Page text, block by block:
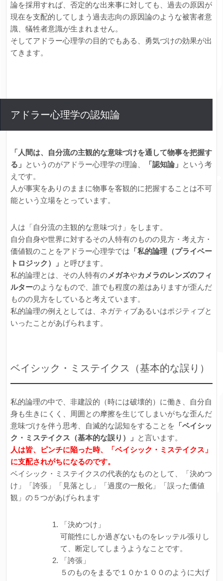
論を採用すれば、否定的な出来事に対しても、過去の原因が
現在を支配的してしまう過去志向の原因論のような被害者意
識、犠牲者意識が生まれません。
そしてアドラー心理学の目的でもある、勇気づけの効果が出
てきます。
アドラー心理学の認知論
「人間は、自分流の主観的な意味づけを通して物事を把握す
る」 というのがアドラー心理学の理論、 「認知論」 という考
えです。
人が事実をありのままに物事を客観的に把握することは不可
能という立場をとっています。
人は「自分流の主観的な意味づけ」をします。
自分自身や世界に対するその人特有のものの見方・考え方・
価値観のことをアドラー心理学では 「私的論理（プライベー
トロジック）」 と呼びます。
私的論理とは、その人特有のメガネやカメラのレンズのフィ
ルターのようなもので、誰でも程度の差はありますが歪んだ
ものの見方をしていると考えています。
私的論理の例えとしては、ネガティブあるいはポジティブと
いったことがあげられます。
ベイシック・ミステイクス（基本的な誤り）
私的論理の中で、非建設的（時には破壊的）に働き、自分自
身も生きにくく、周囲との摩擦を生じてしまいがちな歪んだ
意味づけを伴う思考、自滅的な認知をすることを 「ベイシッ
ク・ミステイクス（基本的な誤り）」 と言います。
人は皆、ピンチに陥った時、「ベイシック・ミステイクス」
に支配されがちになるのです。
ベイシック・ミステイクスの代表的なものとして、「決めつ
け」「誇張」「見落とし」「過度の一般化」「誤った価値
観」の５つがあげられます
「決めつけ」
可能性にしか過ぎないものをレッテル張りし
て、断定してしまうようなことです。
「誇張」
５のものをまるで１０か１００のように大げ